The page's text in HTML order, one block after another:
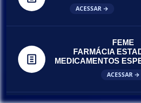
ACESSAR →
FEME
FARMÁCIA
MEDICAMENTOS
ACESSAR →